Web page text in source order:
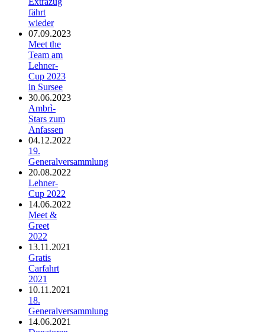
fährt
wieder
07.09.2023
Meet the
Team am
Lehner-
Cup 2023
in Sursee
30.06.2023
Ambrì-
Stars zum
Anfassen
04.12.2022
19.
Generalversammlung
20.08.2022
Lehner-
Cup 2022
14.06.2022
Meet &
Greet
2022
13.11.2021
Gratis
Carfahrt
2021
10.11.2021
18.
Generalversammlung
14.06.2021